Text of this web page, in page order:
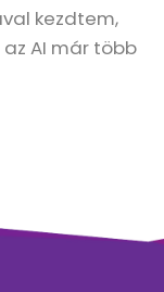
kezdtem,
AI már több